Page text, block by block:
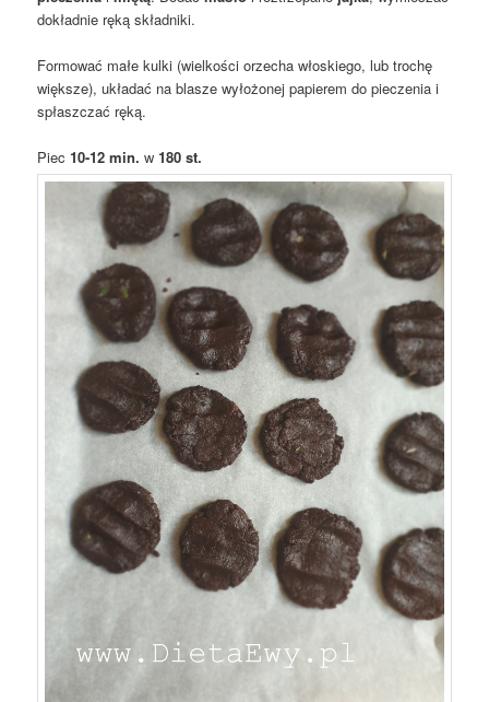
dokładnie ręką składniki.
Formować małe kulki (wielkości orzecha włoskiego, lub trochę
większe), układać na blasze wyłożonej papierem do pieczenia i
spłaszczać ręką.
Piec10-12 min. w180 st.